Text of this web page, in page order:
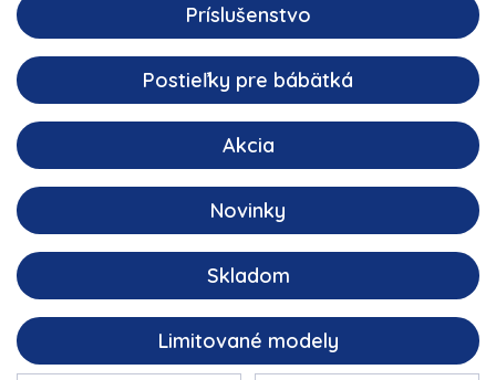
Príslušenstvo
Postieľky pre bábätká
Akcia
Novinky
Skladom
Limitované modely